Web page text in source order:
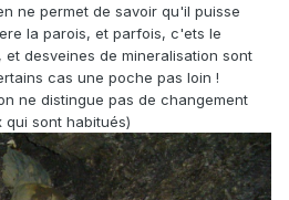
ne permet de savoir qu'il puisse
la parois, et parfois, c'ets le
desveines de mineralisation sont
cas une poche pas loin !
ne distingue pas de changement
sont habitués)